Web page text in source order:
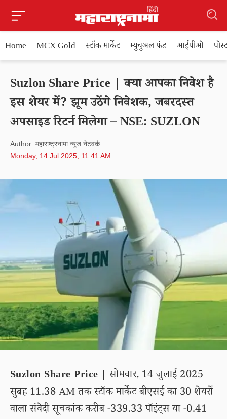
Home MCX Gold स्टॉक मार्केट म्युचुअल फंड आईपीओ
Suzlon Share Price | क्या आपका निवेश है
इस शेयर में? झूम उठेंगे निवेशक, जबरदस्त
अपसाइड रिटर्न मिलेगा – NSE: SUZLON
Author: महाराष्ट्रनामा न्यूज नेटवर्क
Monday, 14 Jul 2025, 11.41 AM
Suzlon Share Price | सोमवार, 14 जुलाई 2025
सुबह 11.38 AM तक स्टॉक मार्केट बीएसई का 30 शेयरों
वाला संवेदी सूचकांक करीब -339.33 पॉइंट्स या -0.41